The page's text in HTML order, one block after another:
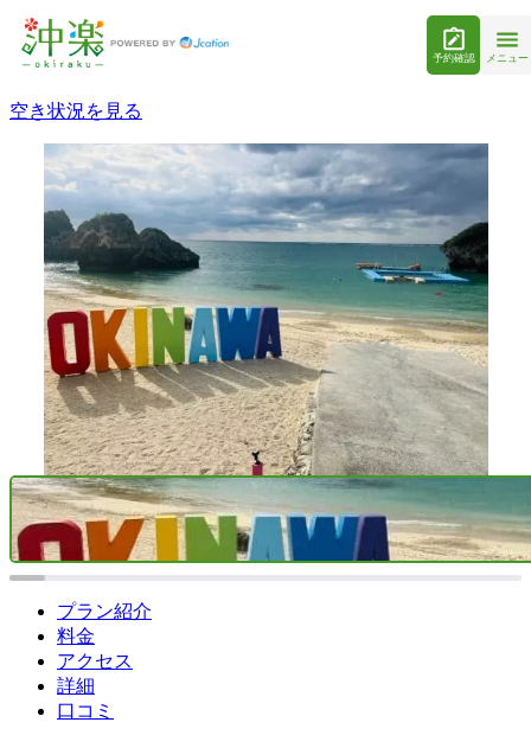
予約確認 メニュー
空き状況を見る
プラン紹介
料金
アクセス
詳細
口コミ